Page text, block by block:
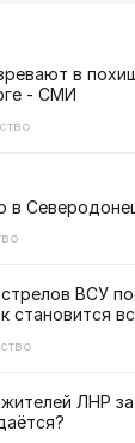
в
- СМИ
в
ВСУ
становится
ЛНР